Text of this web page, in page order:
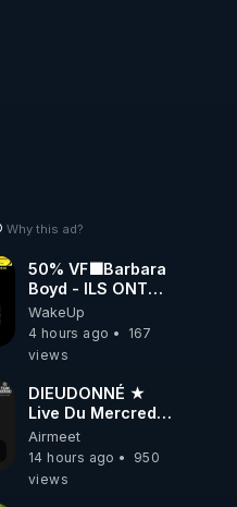
Why this ad?
50% VF🟩Barbara
Boyd - ILS ONT
MENTI SUR TOUT
-Jocelyne
Traduction
WakeUp
4 hours ago
167
views
DIEUDONNÉ ★
Live Du Mercredi
5 Août 2026
Airmeet
14 hours ago
950
views